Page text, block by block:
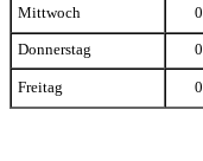
Mittwoch
Donnerstag
Freitag